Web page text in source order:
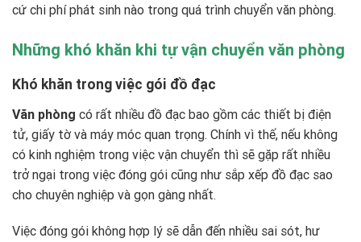
cứ chi phí phát sinh nào trong quá trình chuyển văn phòng.
Những khó khăn khi tự vận chuyển văn phòng
Khó khăn trong việc gói đồ đạc
Văn phòng có rất nhiều đồ đạc bao gồm các thiết bị điện
tử, giấy tờ và máy móc quan trọng. Chính vì thế, nếu không
có kinh nghiệm trong việc vận chuyển thì sẽ gặp rất nhiều
trở ngại trong việc đóng gói cũng như sắp xếp đồ đạc sao
cho chuyên nghiệp và gọn gàng nhất.
Việc đóng gói không hợp lý sẽ dẫn đến nhiều sai sót, hư